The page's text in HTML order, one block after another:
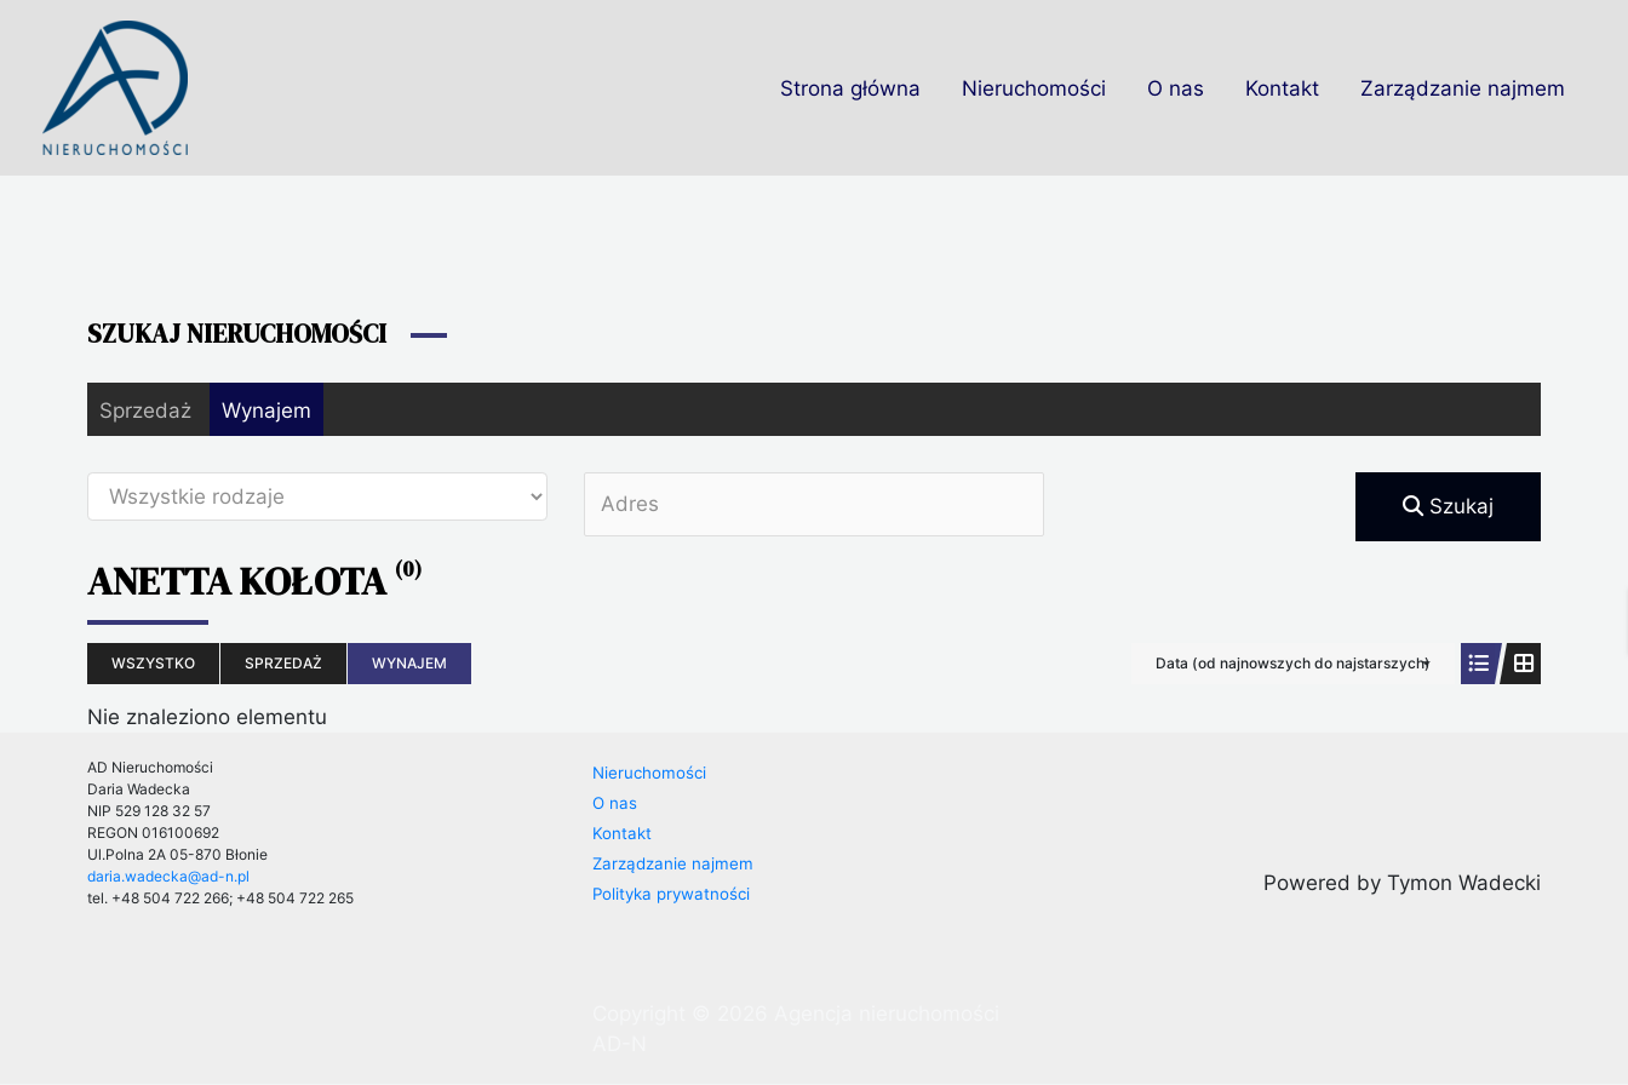
Strona główna Nieruchomości O nas Kontakt Zarządzanie najmem
SZUKAJ NIERUCHOMOŚCI
Sprzedaż Wynajem
Szukaj
ANETTA KOŁOTA (0)
WSZYSTKO SPRZEDAŻ WYNAJEM Data (od najnowszych do najstarszych)
Nie znaleziono elementu
AD Nieruchomości
Daria Wadecka
NIP 529 128 32 57
REGON 016100692
Ul.Polna 2A 05-870 Błonie
daria.wadecka@ad-n.pl
tel. +48 504 722 266; +48 504 722 265
Nieruchomości
O nas
Kontakt
Zarządzanie najmem
Polityka prywatności
Powered by Tymon Wadecki